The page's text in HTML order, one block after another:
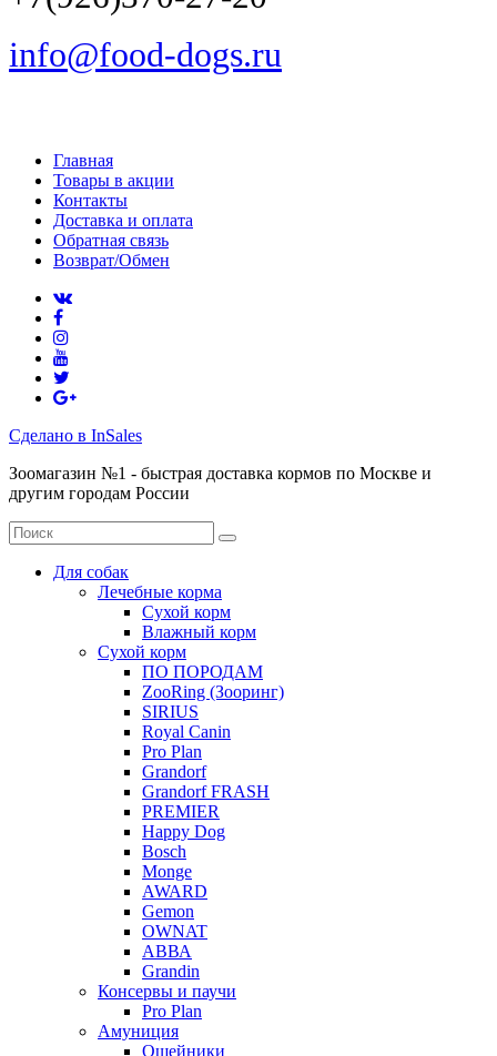
info@food-dogs.ru
Главная
Товары в акции
Контакты
Доставка и оплата
Обратная связь
Возврат/Обмен
Сделано в InSales
Зоомагазин №1 - быстрая доставка кормов по Москве и
другим городам России
Для собак
Лечебные корма
Сухой корм
Влажный корм
Сухой корм
ПО ПОРОДАМ
ZooRing (Зооринг)
SIRIUS
Royal Canin
Pro Plan
Grandorf
Grandorf FRASH
PREMIER
Happy Dog
Bosch
Monge
AWARD
Gemon
OWNAT
АВВА
Grandin
Консервы и паучи
Pro Plan
Амуниция
Ошейники